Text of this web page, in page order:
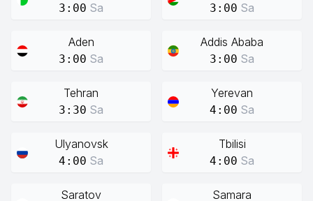
3:00 Sa 3:00 Sa
Aden
3:00 Sa
Addis Ababa
3:00 Sa
Tehran
3:30 Sa
Yerevan
4:00 Sa
Ulyanovsk
4:00 Sa
Tbilisi
4:00 Sa
Saratov Samara